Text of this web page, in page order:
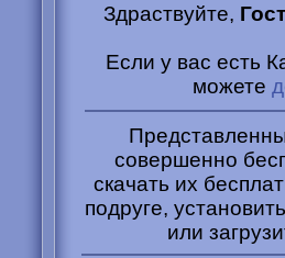
Здраствуйте,
Если у вас есть
можете
совершенно
скачать их
подруге,
или